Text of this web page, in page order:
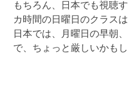
もちろん、日本でも視聴
カ時間の日曜日のクラスは
日本では、月曜日の早朝
で、ちょっと厳しいかもし